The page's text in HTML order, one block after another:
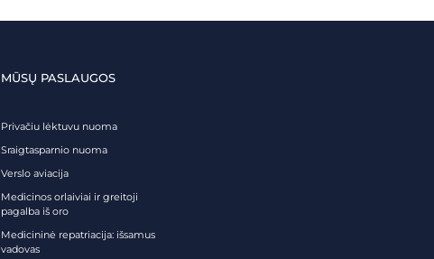
MŪSŲ PASLAUGOS
Privačiu lėktuvu nuoma
Sraigtasparnio nuoma
Verslo aviacija
Medicinos orlaiviai ir greitoji
pagalba iš oro
Medicininė repatriacija: išsamus
vadovas